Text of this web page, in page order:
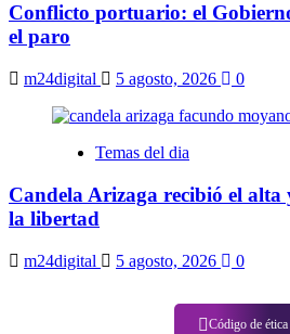
Conflicto portuario: el
el paro
m24digital 5 agosto, 2026 0
Temas del dia
Candela Arizaga recibió el
la libertad
m24digital 5 agosto, 2026 0
Código de ética